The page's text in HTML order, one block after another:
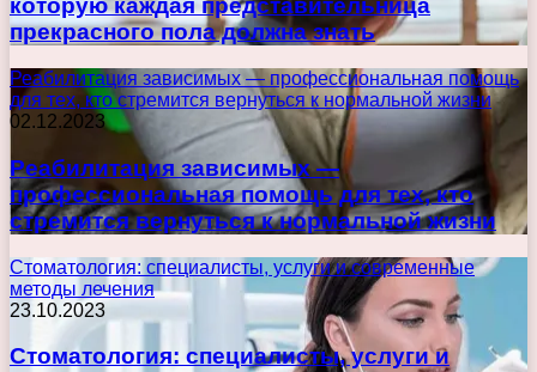
которую каждая представительница
прекрасного пола должна знать
Реабилитация зависимых — профессиональная помощь
для тех, кто стремится вернуться к нормальной жизни
02.12.2023
Реабилитация зависимых —
профессиональная помощь для тех, кто
стремится вернуться к нормальной жизни
Стоматология: специалисты, услуги и современные
методы лечения
23.10.2023
Стоматология: специалисты, услуги и